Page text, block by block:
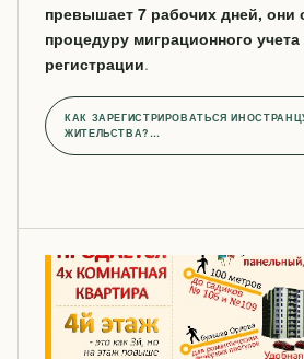
превышает 7 рабочих дней, они
процедуру миграционного
регистрации.
КАК ЗАРЕГИСТРИРОВАТЬСЯ
ЖИТЕЛЬСТВА?…